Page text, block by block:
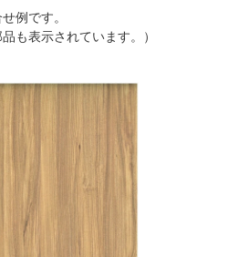
例です。
も表示されています。）